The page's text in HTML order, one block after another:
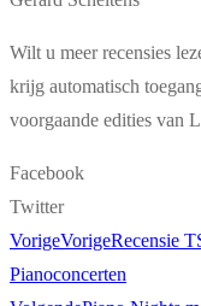
Wilt u meer recensies
krijg automatisch
voorgaande edities van
Facebook
Twitter
VorigeVorigeRecensie
Pianoconcerten